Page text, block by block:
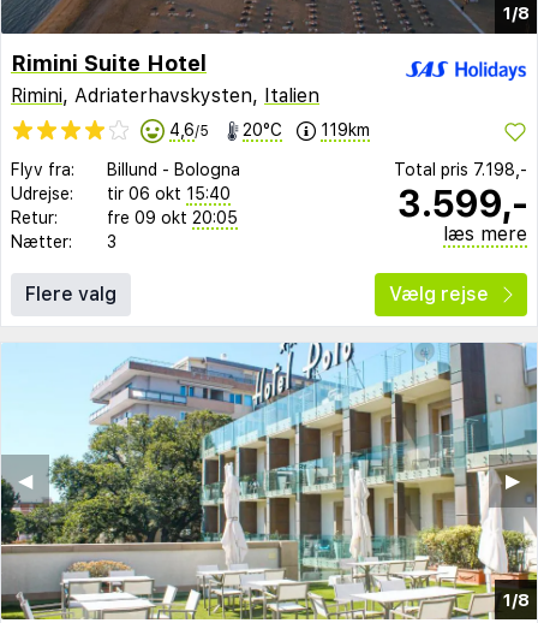
1/8
Rimini Suite Hotel
Rimini, Adriaterhavskysten, Italien
4,6/5 20°C 119km
Flyv fra: Billund - Bologna
Udrejse:
tir 06 okt 15:40
Retur:
fre 09 okt 20:05
Nætter:
3
Total pris 7.198,-
3.599,-
læs mere
Flere valg Vælg rejse
1/8
▶︎
◀︎